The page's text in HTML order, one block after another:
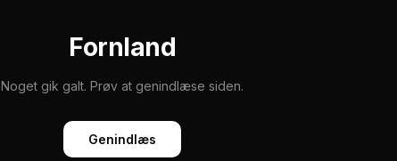
Fornland
Noget gik galt. Prøv at genindlæse siden.
Genindlæs